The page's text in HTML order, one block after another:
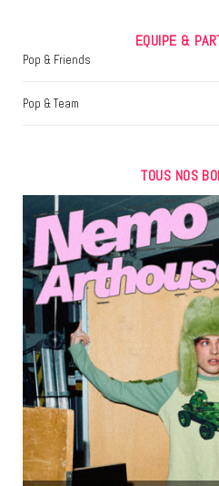
EQUIPE &
Pop & Friends
Pop & Team
TOUS NOS